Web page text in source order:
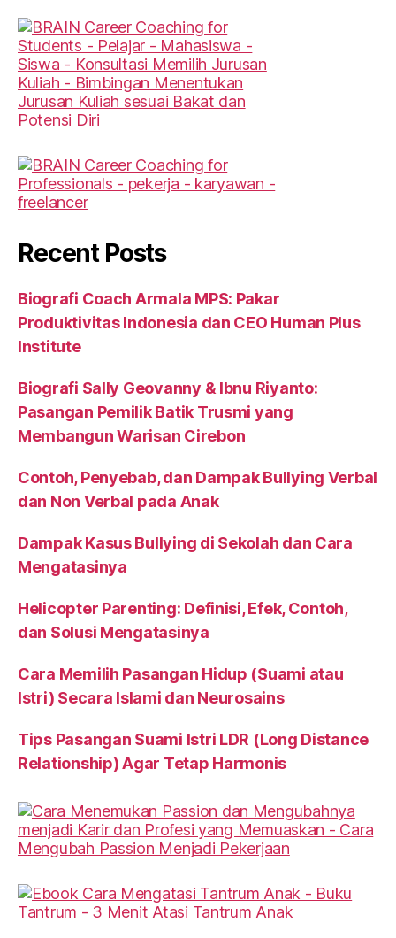
Recent Posts
Biografi Coach Armala MPS: Pakar
Produktivitas Indonesia dan CEO Human Plus
Institute
Biografi Sally Geovanny & Ibnu Riyanto:
Pasangan Pemilik Batik Trusmi yang
Membangun Warisan Cirebon
Contoh, Penyebab, dan Dampak Bullying Verbal
dan Non Verbal pada Anak
Dampak Kasus Bullying di Sekolah dan Cara
Mengatasinya
Helicopter Parenting: Definisi, Efek, Contoh,
dan Solusi Mengatasinya
Cara Memilih Pasangan Hidup (Suami atau
Istri) Secara Islami dan Neurosains
Tips Pasangan Suami Istri LDR (Long Distance
Relationship) Agar Tetap Harmonis